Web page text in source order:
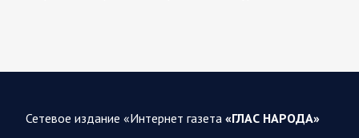
помочь с реализацией продукции в сетевых магазинах
Сетевое издание «Интернет газета «ГЛАС НАРОДА»